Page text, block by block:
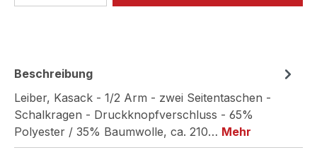
Beschreibung
Leiber, Kasack - 1/2 Arm - zwei Seitentaschen -
Schalkragen - Druckknopfverschluss - 65%
Polyester / 35% Baumwolle, ca. 210… Mehr